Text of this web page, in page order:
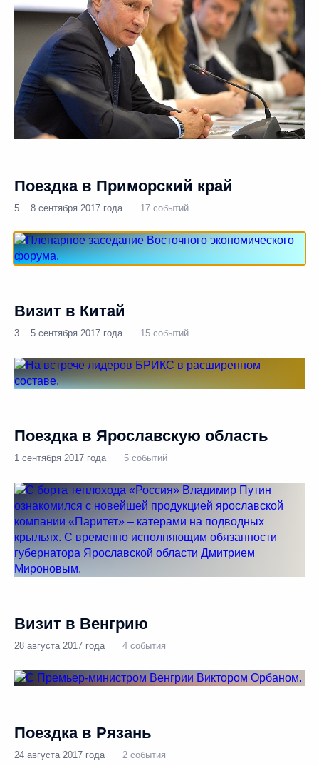
Поездка в Приморский край
5 − 8 сентября 2017 года 17 событий
Визит в Китай
3 − 5 сентября 2017 года 15 событий
Поездка в Ярославскую область
1 сентября 2017 года 5 событий
Визит в Венгрию
28 августа 2017 года 4 события
Поездка в Рязань
24 августа 2017 года 2 события